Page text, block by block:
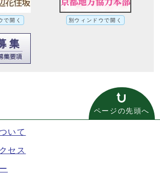
で開く 別ウィンドウで開く
ページの先頭へ
いて
セス